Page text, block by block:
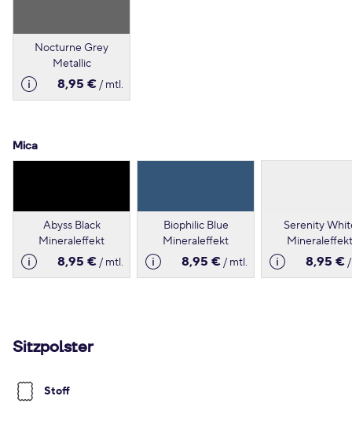
Nocturne Grey
Metallic
8,95 €/ mtl.
Mica
Abyss Black
Mineraleffekt
8,95 €/ mtl.
Biophilic Blue
Mineraleffekt
8,95 €/ mtl.
Serenity
Mineraleffekt
8,95 €
Sitzpolster
Stoff